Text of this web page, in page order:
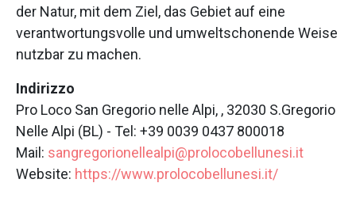
der Natur, mit dem Ziel, das Gebiet auf eine
verantwortungsvolle und umweltschonende Weise
nutzbar zu machen.
Indirizzo
Pro Loco San Gregorio nelle Alpi, , 32030 S.Gregorio
Nelle Alpi (BL) - Tel: +39 0039 0437 800018
Mail: sangregorionellealpi@prolocobellunesi.it
Website: https://www.prolocobellunesi.it/